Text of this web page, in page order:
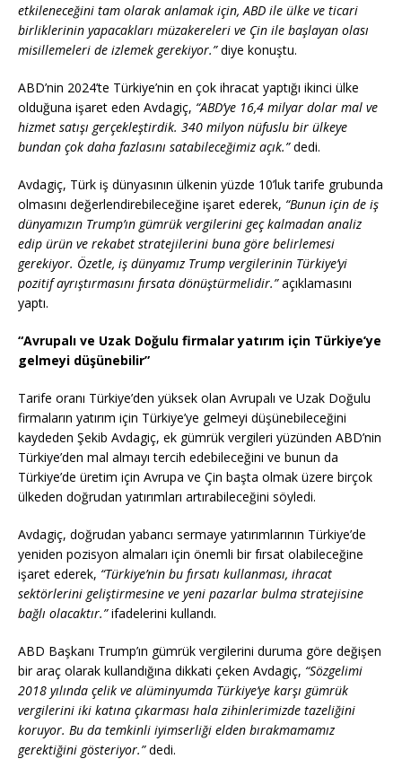
etkileneceğini tam olarak anlamak için, ABD ile ülke ve ticari
birliklerinin yapacakları müzakereleri ve Çin ile başlayan olası
misillemeleri de izlemek gerekiyor.”diye konuştu.
ABD’nin 2024’te Türkiye’nin en çok ihracat yaptığı ikinci ülke
olduğuna işaret eden Avdagiç, “ABD’ye 16,4 milyar dolar mal ve
hizmet satışı gerçekleştirdik. 340 milyon nüfuslu bir ülkeye
bundan çok daha fazlasını satabileceğimiz açık.”dedi.
Avdagiç, Türk iş dünyasının ülkenin yüzde 10’luk tarife grubunda
olmasını değerlendirebileceğine işaret ederek, “Bunun için de iş
dünyamızın Trump’ın gümrük vergilerini geç kalmadan analiz
edip ürün ve rekabet stratejilerini buna göre belirlemesi
gerekiyor. Özetle, iş dünyamız Trump vergilerinin Türkiye’yi
pozitif ayrıştırmasını fırsata dönüştürmelidir.”açıklamasını
yaptı.
“Avrupalı ve Uzak Doğulu firmalar yatırım için Türkiye’ye
gelmeyi düşünebilir”
Tarife oranı Türkiye’den yüksek olan Avrupalı ve Uzak Doğulu
firmaların yatırım için Türkiye’ye gelmeyi düşünebileceğini
kaydeden Şekib Avdagiç, ek gümrük vergileri yüzünden ABD’nin
Türkiye’den mal almayı tercih edebileceğini ve bunun da
Türkiye’de üretim için Avrupa ve Çin başta olmak üzere birçok
ülkeden doğrudan yatırımları artırabileceğini söyledi.
Avdagiç, doğrudan yabancı sermaye yatırımlarının Türkiye’de
yeniden pozisyon almaları için önemli bir fırsat olabileceğine
işaret ederek, “Türkiye’nin bu fırsatı kullanması, ihracat
sektörlerini geliştirmesine ve yeni pazarlar bulma stratejisine
bağlı olacaktır.”ifadelerini kullandı.
ABD Başkanı Trump’ın gümrük vergilerini duruma göre değişen
bir araç olarak kullandığına dikkati çeken Avdagiç, “Sözgelimi
2018 yılında çelik ve alüminyumda Türkiye’ye karşı gümrük
vergilerini iki katına çıkarması hala zihinlerimizde tazeliğini
koruyor. Bu da temkinli iyimserliği elden bırakmamamız
gerektiğini gösteriyor.”dedi.